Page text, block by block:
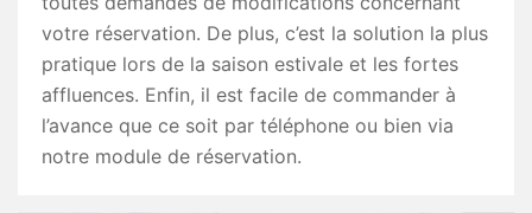
votre réservation. De plus, c’est la solution la plus
pratique lors de la saison estivale et les fortes
affluences. Enfin, il est facile de commander à
l’avance que ce soit par téléphone ou bien via
notre module de réservation.